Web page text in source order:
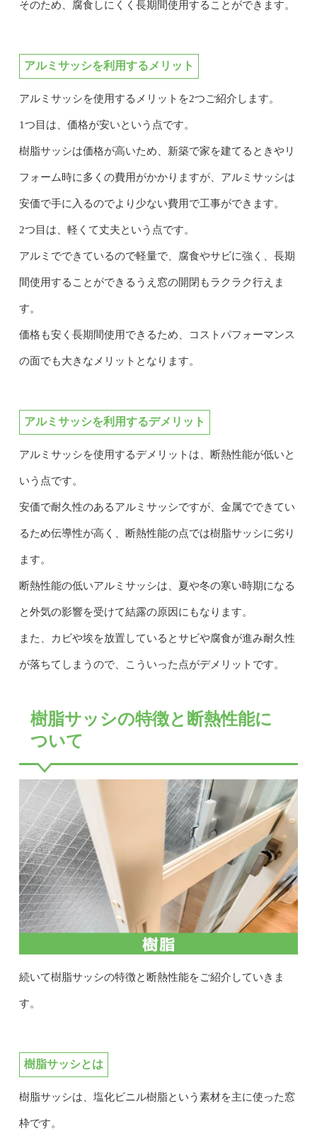
そのため、腐食しにくく長期間使用することができます。
アルミサッシを利用するメリット
アルミサッシを使用するメリットを2つご紹介します。
1つ目は、価格が安いという点です。
樹脂サッシは価格が高いため、新築で家を建てるときやリ
フォーム時に多くの費用がかかりますが、アルミサッシは
安価で手に入るのでより少ない費用で工事ができます。
2つ目は、軽くて丈夫という点です。
アルミでできているので軽量で、腐食やサビに強く、長期
間使用することができるうえ窓の開閉もラクラク行えま
す。
価格も安く長期間使用できるため、コストパフォーマンス
の面でも大きなメリットとなります。
アルミサッシを利用するデメリット
アルミサッシを使用するデメリットは、断熱性能が低いと
いう点です。
安価で耐久性のあるアルミサッシですが、金属でできてい
るため伝導性が高く、断熱性能の点では樹脂サッシに劣り
ます。
断熱性能の低いアルミサッシは、夏や冬の寒い時期になる
と外気の影響を受けて結露の原因にもなります。
また、カビや埃を放置しているとサビや腐食が進み耐久性
が落ちてしまうので、こういった点がデメリットです。
樹脂サッシの特徴と断熱性能に
ついて
続いて樹脂サッシの特徴と断熱性能をご紹介していきま
す。
樹脂サッシとは
樹脂サッシは、塩化ビニル樹脂という素材を主に使った窓
枠です。